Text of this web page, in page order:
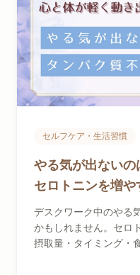
セルフケア・生活習慣
やる気が出ないの
セロトニンを増
び方
デスクワーク中のやる
かもしれません。セロ
摂取量・タイミング・